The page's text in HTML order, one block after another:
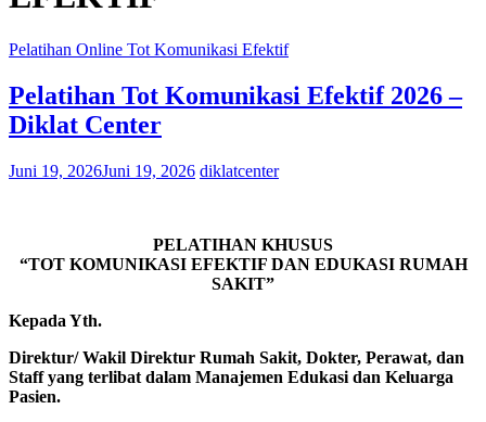
Pelatihan Online Tot Komunikasi Efektif
Pelatihan Tot Komunikasi Efektif 2026 –
Diklat Center
Juni 19, 2026Juni 19, 2026 diklatcenter
PELATIHAN KHUSUS
“TOT KOMUNIKASI EFEKTIF DAN EDUKASI RUMAH
SAKIT”
Kepada Yth.
Direktur/ Wakil Direktur Rumah Sakit, Dokter, Perawat, dan
Staff yang terlibat dalam Manajemen Edukasi dan Keluarga
Pasien.